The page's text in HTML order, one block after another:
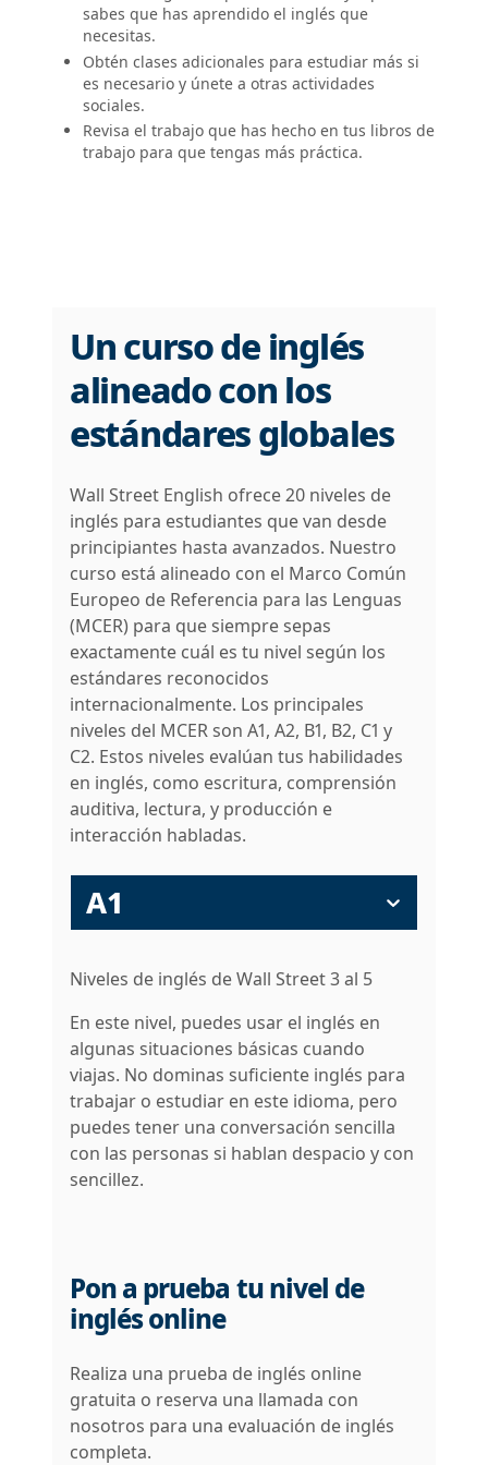
sabes que has aprendido el inglés que
necesitas.
Obtén clases adicionales para estudiar más si
es necesario y únete a otras actividades
sociales.
Revisa el trabajo que has hecho en tus libros de
trabajo para que tengas más práctica.
Un curso de inglés
alineado con los
estándares globales
Wall Street English ofrece 20 niveles de
inglés para estudiantes que van desde
principiantes hasta avanzados. Nuestro
curso está alineado con el Marco Común
Europeo de Referencia para las Lenguas
(MCER) para que siempre sepas
exactamente cuál es tu nivel según los
estándares reconocidos
internacionalmente. Los principales
niveles del MCER son A1, A2, B1, B2, C1 y
C2. Estos niveles evalúan tus habilidades
en inglés, como escritura, comprensión
auditiva, lectura, y producción e
interacción habladas.
A1
Niveles de inglés de Wall Street 3 al 5
En este nivel, puedes usar el inglés en
algunas situaciones básicas cuando
viajas. No dominas suficiente inglés para
trabajar o estudiar en este idioma, pero
puedes tener una conversación sencilla
con las personas si hablan despacio y con
sencillez.
Pon a prueba tu nivel de
inglés online
Realiza una prueba de inglés online
gratuita o reserva una llamada con
nosotros para una evaluación de inglés
completa.